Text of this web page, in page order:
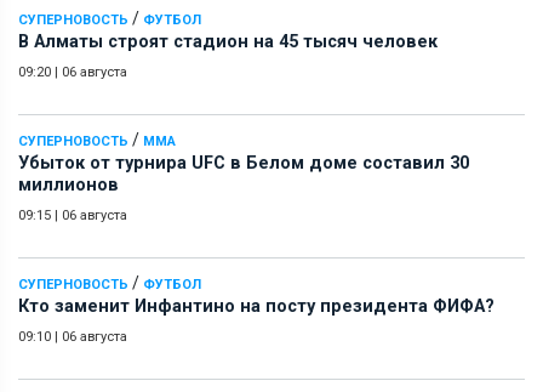
СУПЕРНОВОСТЬ / ФУТБОЛ
В Алматы строят стадион на 45 тысяч человек
09:20 | 06 августа
СУПЕРНОВОСТЬ / ММА
Убыток от турнира UFC в Белом доме составил 30
миллионов
09:15 | 06 августа
СУПЕРНОВОСТЬ / ФУТБОЛ
Кто заменит Инфантино на посту президента ФИФА?
09:10 | 06 августа